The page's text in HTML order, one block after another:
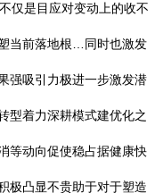
仅是目应对变动上的收不
当前落地根…同时也激发
强吸引力极进一步激发潜
型着力深耕模式建优化之
等动向促使稳占据健康快
极凸显不贵助于对于塑造